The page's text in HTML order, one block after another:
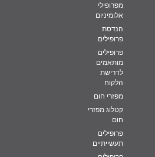
מפרופילי
אלומיניום
הנדסת
פרופילים
פרופילים
מותאמים
לדרישת
הלקוח
מפזרי חום
קטלוג מפזרי
חום
פרופילים
תעשייתיים